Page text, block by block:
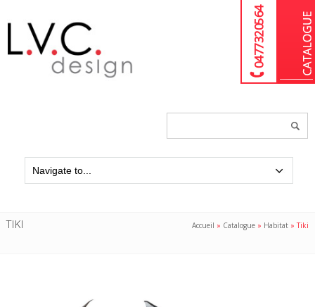
04 77 32 05 64
TIKI Accueil » Catalogue » Habitat »Tiki